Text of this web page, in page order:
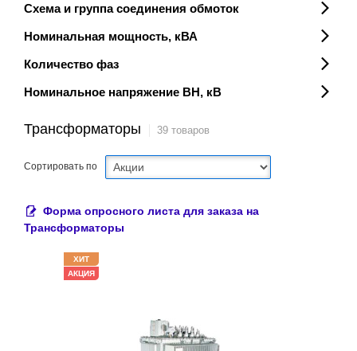
Схема и группа соединения обмоток
Номинальная мощность, кВА
Количество фаз
Номинальное напряжение ВН, кВ
Трансформаторы 39 товаров
Сортировать по
Форма опросного листа для заказа на
Трансформаторы
ХИТ
АКЦИЯ